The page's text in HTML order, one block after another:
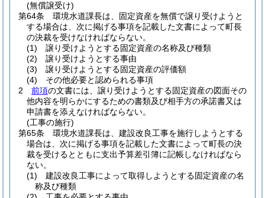
(無償譲受け)
第64条
環境水道課長は、固定資産を無償で譲り受けようと
する場合は、次に掲げる事項を記載した文書によって町長
の決裁を受けなければならない。
(1)
譲り受けようとする固定資産の名称及び種類
(2)
譲り受けようとする事由
(3)
譲り受けようとする固定資産の評価額
(4)
その他必要と認められる事項
2
前項の文書には、譲り受けようとする固定資産の図面その
他内容を明らかにするための書類及び相手方の承諾書又は
申請書を添えなければならない。
(工事の施行)
第65条
環境水道課長は、建設改良工事を施行しようとする
場合は、次に掲げる事項を記載した文書によって町長の決
裁を受けるとともに支出予算差引簿に記帳しなければなら
ない。
(1)
建設改良工事によって取得しようとする固定資産の名
称及び種類